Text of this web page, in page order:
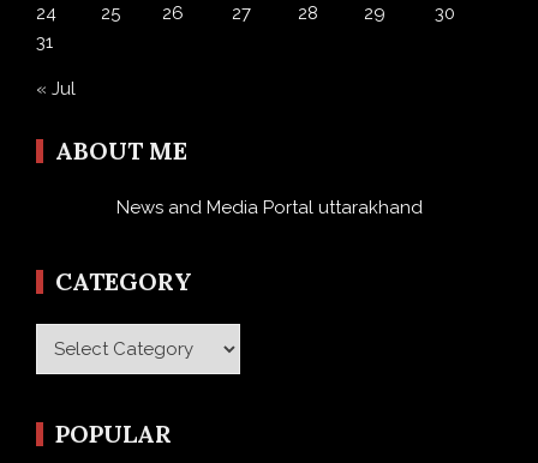
24
25 26 27 28 29
30
31
« Jul
ABOUT ME
News and Media Portal uttarakhand
CATEGORY
Category
POPULAR